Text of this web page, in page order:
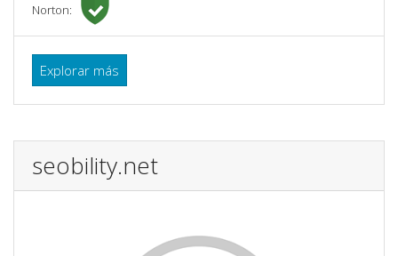
Norton:
Explorar más
seobility.net